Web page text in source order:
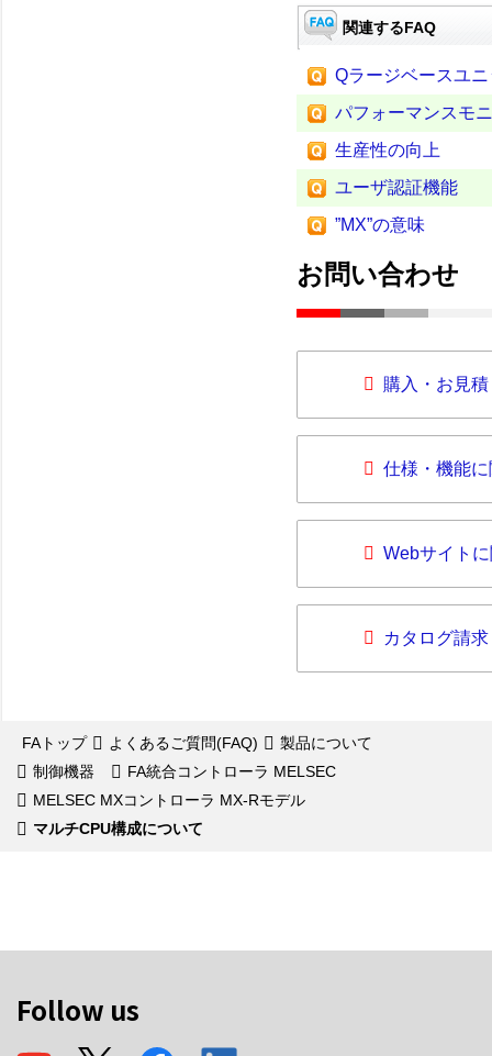
関連するFAQ
Qラージベースユ
パフォーマンスモ
生産性の向上
ユーザ認証機能
”MX”の意味
お問い合わせ
購入・お見
仕様・機能
Webサイト
カタログ請求
FAトップ よくあるご質問(FAQ)
製品について
制御機器
FA統合コントローラ MELSEC
MELSEC MXコントローラ MX-Rモデル
マルチCPU構成について
Follow us